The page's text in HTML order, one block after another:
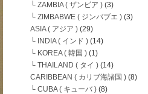
└ ZAMBIA ( ザンビア ) (3)
└ ZIMBABWE ( ジンバブエ ) (3)
ASIA ( アジア ) (29)
└ INDIA ( インド ) (14)
└ KOREA ( 韓国 ) (1)
└ THAILAND ( タイ ) (14)
CARIBBEAN ( カリブ海諸国 ) (8)
└ CUBA ( キューバ ) (8)